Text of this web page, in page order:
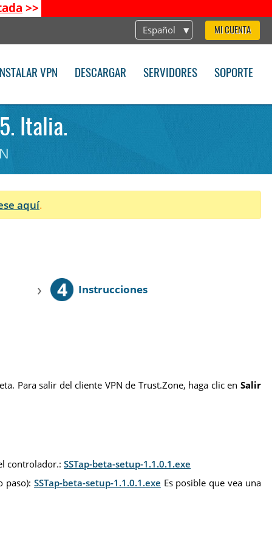
>>
Español MI CUENTA
INSTALAR VPN DESCARGAR SERVIDORES SOPORTE
Italia.
aquí.
› 4 Instrucciones
Para salir del cliente VPN de Trust.Zone, haga clic en Salir
controlador.:SSTap-beta-setup-1.1.0.1.exe
paso): SSTap-beta-setup-1.1.0.1.exe Es posible que vea una